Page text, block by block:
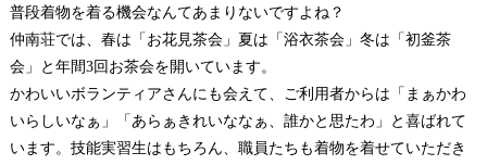
普段着物を着る機会なんてあまりないですよね？
仲南荘では、春は「お花見茶会」夏は「浴衣茶会」冬は「初釜茶
会」と年間3回お茶会を開いています。
かわいいボランティアさんにも会えて、ご利用者からは「まぁかわ
いらしいなぁ」「あらぁきれいななぁ、誰かと思たわ」と喜ばれて
います。技能実習生はもちろん、職員たちも着物を着せていただき